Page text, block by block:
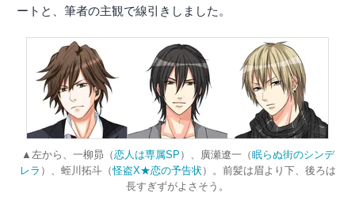
ートと、筆者の主観で線引きしました。
▲左から、一柳昴（恋人は専属SP ）、廣瀬遼一（眠らぬ街のシンデ
レラ ）、蛭川拓斗（怪盗X★恋の予告状 ）。前髪は眉より下、後ろは
長すぎずがよさそう。